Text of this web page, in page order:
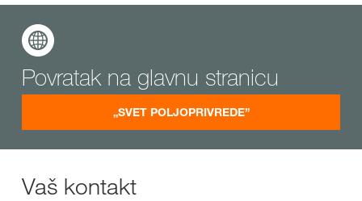
Povratak na glavnu stranicu
„SVET POLJOPRIVREDE”
Vaš kontakt